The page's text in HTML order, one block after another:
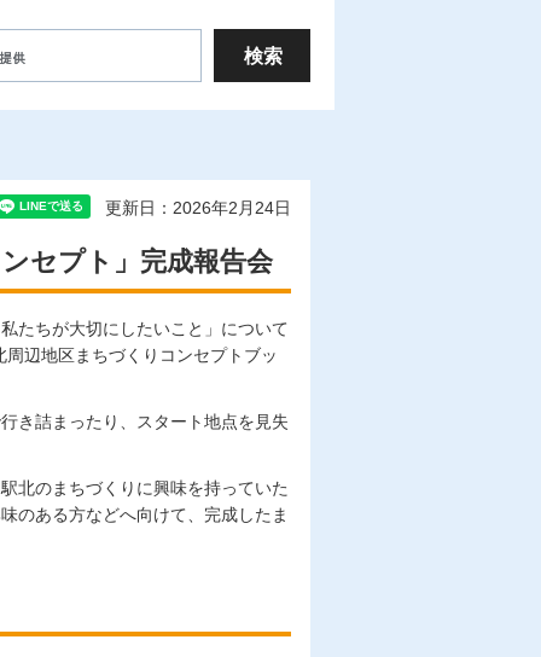
更新日：2026年2月24日
セプト」完成報告会
たちが大切にしたいこと」について
辺地区まちづくりコンセプトブッ
き詰まったり、スタート地点を見失
北のまちづくりに興味を持っていた
のある方などへ向けて、完成したま